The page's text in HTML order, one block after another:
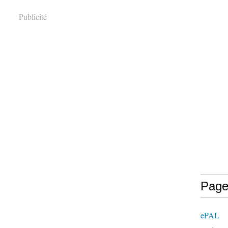
Publicité
ePAL